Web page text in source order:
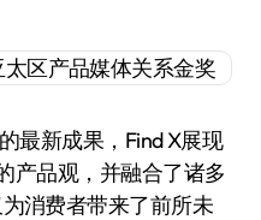
最新成果，Find X展现
产品观，并融合了诸多
消费者带来了前所未